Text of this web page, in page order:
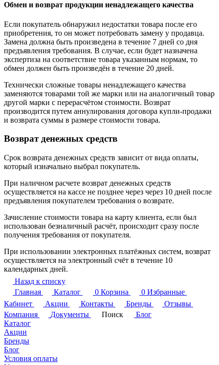
Обмен и возврат продукции ненадлежащего качества
Если покупатель обнаружил недостатки товара после его
приобретения, то он может потребовать замену у продавца.
Замена должна быть произведена в течение 7 дней со дня
предъявления требования. В случае, если будет назначена
экспертиза на соответствие товара указанным нормам, то
обмен должен быть произведён в течение 20 дней.
Технически сложные товары ненадлежащего качества
заменяются товарами той же марки или на аналогичный товар
другой марки с перерасчётом стоимости. Возврат
производится путем аннулирования договора купли-продажи
и возврата суммы в размере стоимости товара.
Возврат денежных средств
Срок возврата денежных средств зависит от вида оплаты,
который изначально выбрал покупатель.
При наличном расчете возврат денежных средств
осуществляется на кассе не позднее через через 10 дней после
предъявления покупателем требования о возврате.
Зачисление стоимости товара на карту клиента, если был
использован безналичный расчёт, происходит сразу после
получения требования от покупателя.
При использовании электронных платёжных систем, возврат
осуществляется на электронный счёт в течение 10
календарных дней.
Назад к списку
Главная
Каталог 0 Корзина 0 Избранные
Кабинет
Акции Контакты Бренды
Отзывы
Компания
Документы Поиск
Блог
Каталог
Акции
Бренды
Блог
Условия оплаты